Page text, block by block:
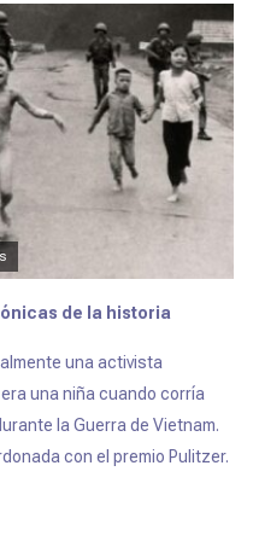
de la historia
una activista
una niña cuando corría
la Guerra de Vietnam.
con el premio Pulitzer.